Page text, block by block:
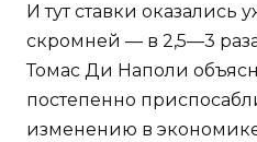
И тут ставки оказались
скромней — в 2,5—3
Томас Ди Наполи
постепенно
изменению в